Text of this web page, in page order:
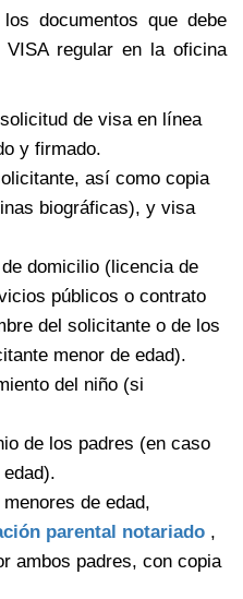
documentos que debe
regular en la oficina
de visa en línea
y firmado.
así como copia
biográficas), y visa
domicilio (licencia de
públicos o contrato
del solicitante o de los
menor de edad).
del niño (si
de los padres (en caso
de edad,
parental notariado ,
ambos padres, con copia